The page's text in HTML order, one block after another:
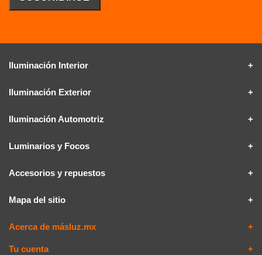
Iluminación Interior
Iluminación Exterior
Iluminación Automotriz
Luminarios y Focos
Accesorios y repuestos
Mapa del sitio
Acerca de másluz.mx
Tu cuenta